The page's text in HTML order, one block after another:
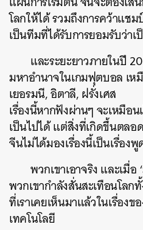
โลกให้ได้ รวมถึงการคว้าแช
เป็นทีมที่ได้รับการยอมรับว่า
และระยะยาวภายในปี
มหาอำนาจในเกมฟุตบอล เห
เยอรมนี, อิตาลี, ฝรั่งเศส
เรื่องนี้หากฟังผ่านๆ จะเหมือ
เป็นไปได้ แต่สิ่งที่เกิดขึ้นตลอ
จีนไม่ได้มองเรื่องนี้เป็นเรื่อง
พวกเขาเอาจริง และเมื่อ
พวกเขากำลังสั่นสะเทือนโลก
ที่เราเคยเห็นมาแล้วในเรื่องข
เทคโนโลยี